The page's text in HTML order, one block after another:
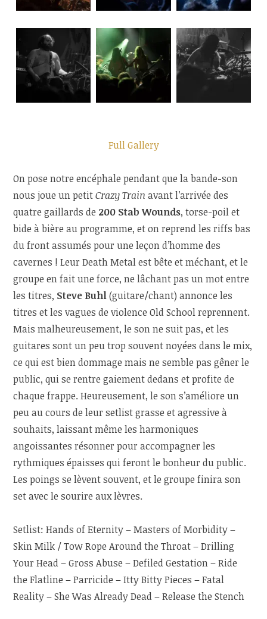
Full Gallery
On pose notre encéphale pendant que la bande-son
nous joue un petitCrazy Train avant l’arrivée des
quatre gaillards de 200 Stab Wounds, torse-poil et
bide à bière au programme, et on reprend les riffs bas
du front assumés pour une leçon d’homme des
cavernes ! Leur Death Metal est bête et méchant, et le
groupe en fait une force, ne lâchant pas un mot entre
les titres, Steve Buhl(guitare/chant) annonce les
titres et les vagues de violence Old School reprennent.
Mais malheureusement, le son ne suit pas, et les
guitares sont un peu trop souvent noyées dans le mix,
ce qui est bien dommage mais ne semble pas gêner le
public, qui se rentre gaiement dedans et profite de
chaque frappe. Heureusement, le son s’améliore un
peu au cours de leur setlist grasse et agressive à
souhaits, laissant même les harmoniques
angoissantes résonner pour accompagner les
rythmiques épaisses qui feront le bonheur du public.
Les poings se lèvent souvent, et le groupe finira son
set avec le sourire aux lèvres.
Setlist: Hands of Eternity – Masters of Morbidity –
Skin Milk / Tow Rope Around the Throat – Drilling
Your Head – Gross Abuse – Defiled Gestation – Ride
the Flatline – Parricide – Itty Bitty Pieces – Fatal
Reality – She Was Already Dead – Release the Stench